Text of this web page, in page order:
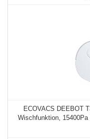
ECOVACS DEEBOT
Wischfunktion,